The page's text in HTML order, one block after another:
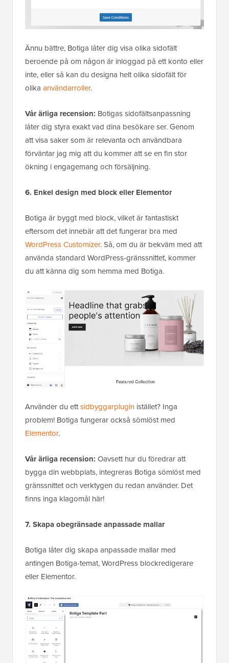
Ännu bättre, Botiga låter dig visa olika sidofält
beroende på om någon är inloggad på ett konto eller
inte, eller så kan du designa helt olika sidofält för
olika användarroller.
Vår ärliga recension: Botigas sidofältsanpassning
låter dig styra exakt vad dina besökare ser. Genom
att visa saker som är relevanta och användbara
förväntar jag mig att du kommer att se en fin stor
ökning i engagemang och försäljning.
6. Enkel design med block eller Elementor
Botiga är byggt med block, vilket är fantastiskt
eftersom det innebär att det fungerar bra med
WordPress Customizer. Så, om du är bekväm med att
använda standard WordPress-gränssnittet, kommer
du att känna dig som hemma med Botiga.
Använder du ettsidbyggarplugin istället? Inga
problem! Botiga fungerar också sömlöst med
Elementor.
Vår ärliga recension: Oavsett hur du föredrar att
bygga din webbplats, integreras Botiga sömlöst med
gränssnittet och verktygen du redan använder. Det
finns inga klagomål här!
7. Skapa obegränsade anpassade mallar
Botiga låter dig skapa anpassade mallar med
antingen Botiga-temat, WordPress blockredigerare
eller Elementor.